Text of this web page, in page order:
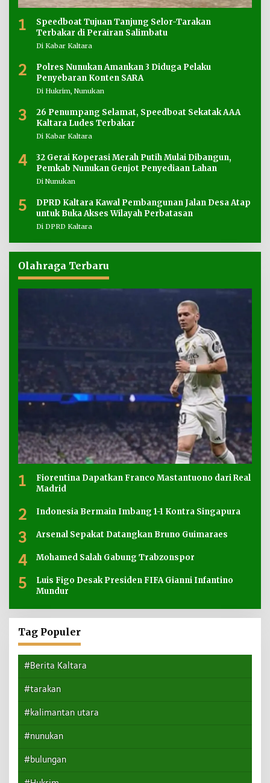
1
Speedboat Tujuan Tanjung Selor-Tarakan
Terbakar di Perairan Salimbatu
Di Kabar Kaltara
2
Polres Nunukan Amankan 3 Diduga Pelaku
Penyebaran Konten SARA
Di Hukrim, Nunukan
3
26 Penumpang Selamat, Speedboat Sekatak AAA
Kaltara Ludes Terbakar
Di Kabar Kaltara
4
32 Gerai Koperasi Merah Putih Mulai Dibangun,
Pemkab Nunukan Genjot Penyediaan Lahan
Di Nunukan
5
DPRD Kaltara Kawal Pembangunan Jalan Desa Atap
untuk Buka Akses Wilayah Perbatasan
Di DPRD Kaltara
Olahraga Terbaru
1
Fiorentina Dapatkan Franco Mastantuono dari Real
Madrid
2 Indonesia Bermain Imbang 1-1 Kontra Singapura
3 Arsenal Sepakat Datangkan Bruno Guimaraes
4 Mohamed Salah Gabung Trabzonspor
5
Luis Figo Desak Presiden FIFA Gianni Infantino
Mundur
Tag Populer
#Berita Kaltara
#tarakan
#kalimantan utara
#nunukan
#bulungan